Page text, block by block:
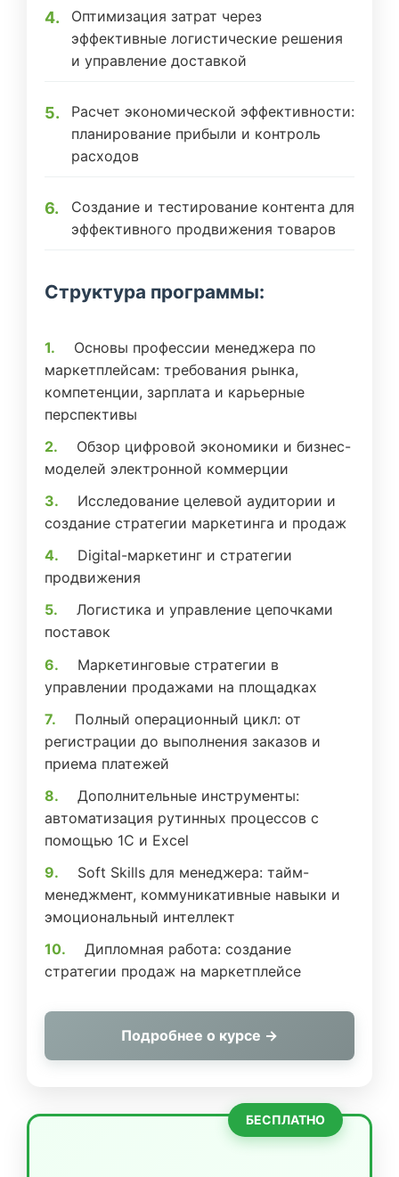
Оптимизация затрат через
эффективные логистические решения
и управление доставкой
Расчет экономической эффективности:
планирование прибыли и контроль
расходов
Создание и тестирование контента для
эффективного продвижения товаров
Структура программы:
Основы профессии менеджера по
маркетплейсам: требования рынка,
компетенции, зарплата и карьерные
перспективы
Обзор цифровой экономики и бизнес-
моделей электронной коммерции
Исследование целевой аудитории и
создание стратегии маркетинга и продаж
Digital-маркетинг и стратегии
продвижения
Логистика и управление цепочками
поставок
Маркетинговые стратегии в
управлении продажами на площадках
Полный операционный цикл: от
регистрации до выполнения заказов и
приема платежей
Дополнительные инструменты:
автоматизация рутинных процессов с
помощью 1С и Excel
Soft Skills для менеджера: тайм-
менеджмент, коммуникативные навыки и
эмоциональный интеллект
Дипломная работа: создание
стратегии продаж на маркетплейсе
Подробнее о курсе →
БЕСПЛАТНО